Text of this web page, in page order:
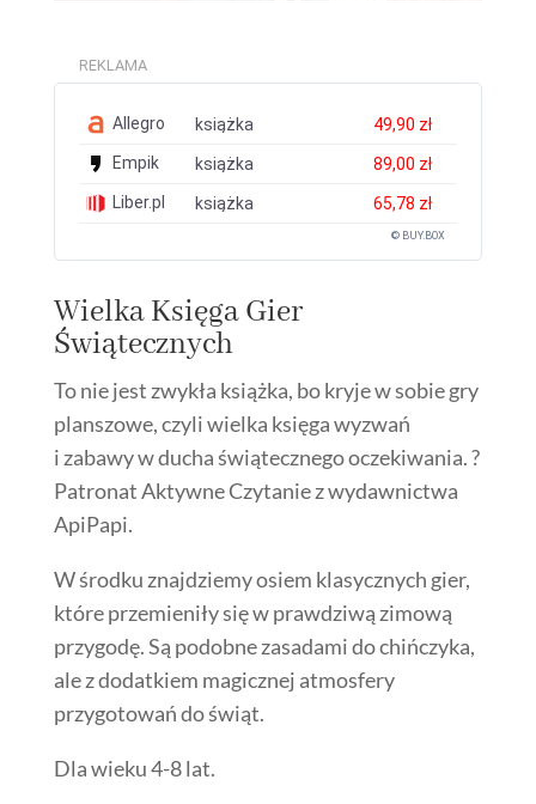
REKLAMA
Allegro książka
49,90 zł
Empik
książka
89,00 zł
Liber.pl
książka 65,78 zł
© BUY.BOX
Wielka Księga Gier
Świątecznych
To nie jest zwykła książka, bo kryje w sobie gry
planszowe, czyli wielka księga wyzwań
i zabawy w ducha świątecznego oczekiwania. ?
Patronat Aktywne Czytanie z wydawnictwa
ApiPapi.
W środku znajdziemy osiem klasycznych gier,
które przemieniły się w prawdziwą zimową
przygodę. Są podobne zasadami do chińczyka,
ale z dodatkiem magicznej atmosfery
przygotowań do świąt.
Dla wieku 4-8 lat.